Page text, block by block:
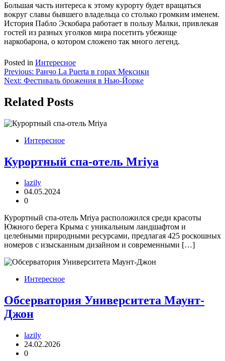
Большая часть интереса к этому курорту будет вращаться
вокруг славы бывшего владельца со столько громким именем.
История Пабло Эскобара работает в пользу Малки, привлекая
гостей из разных уголков мира посетить убежище
наркобарона, о котором сложено так много легенд.
Posted in Интересное
Навигация
по
записям
Previous: Ранчо La Puerta в горах Мексики
Next: Фестиваль брожения в Нью-Йорке
Related Posts
Интересное
Курортный спа-отель Mriya
lazily
04.05.2024
0
Курортный спа-отель Mriya расположился среди красоты
Южного берега Крыма с уникальным ландшафтом и
целебными природными ресурсами, предлагая 425 роскошных
номеров с изысканным дизайном и современными […]
Интересное
Обсерватория Университета Маунт-
Джон
lazily
24.02.2026
0